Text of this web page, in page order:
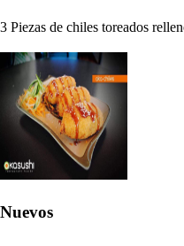
3 Piezas de chiles toreados
Nuevos